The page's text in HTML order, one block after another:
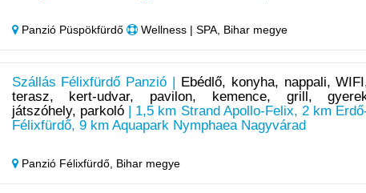
Panzió Püspökfürdő Wellness | SPA, Bihar megye
Szállás Félixfürdő Panzió |
Ebédlő, konyha, nappali,
terasz, kert-udvar, pavilon, kemence, grill,
játszóhely, parkoló| 1,5 km Strand Apollo-Felix, 2 km
Félixfürdő, 9 km Aquapark Nymphaea Nagyvárad
Panzió Félixfürdő, Bihar megye